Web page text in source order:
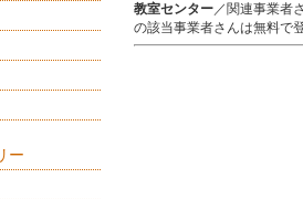
教室センター／関連事業者
の該当事業者さんは無料で
ー